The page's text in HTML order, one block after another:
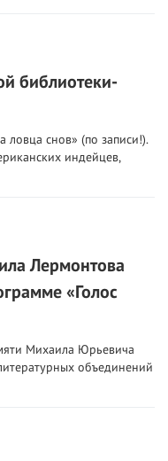
библиотеки-
ловца снов» (по записи!).
индейцев,
Лермонтова
«Голос
Михаила Юрьевича
объединений